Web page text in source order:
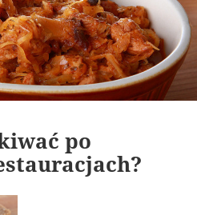
po